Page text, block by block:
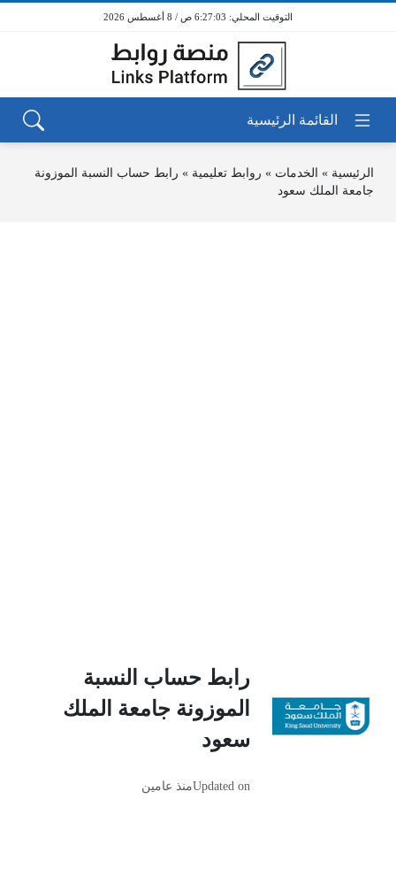
6:27:03 ص / 8 أغسطس 2026
الرئيسية » الخدمات » روابط تعليمية » رابط حساب النسبة الموزونة
جامعة الملك سعود
رابط حساب النسبة
الموزونة جامعة الملك
سعود
Updated onمنذ عامين